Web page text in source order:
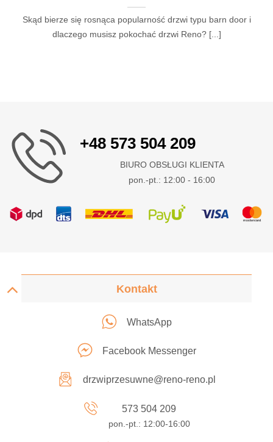
Skąd bierze się rosnąca popularność drzwi typu barn door i
dlaczego musisz pokochać drzwi Reno? [...]
+48 573 504 209
BIURO OBSŁUGI KLIENTA
pon.-pt.: 12:00 - 16:00
Kontakt
WhatsApp
Facebook Messenger
drzwiprzesuwne@reno-reno.pl
573 504 209
pon.-pt.: 12:00-16:00